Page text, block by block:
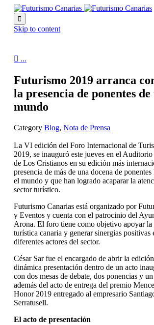

Skip to content
 ...
Futurismo 2019 arranca
la presencia de ponentes de
mundo
Category Blog, Nota de Prensa
La VI edición del Foro Internacional de
2019, se inauguró este jueves en el
de Los Cristianos en su edición más
presencia de más de una docena de
el mundo y que han logrado acaparar la
sector turístico.
Futurismo Canarias está organizado por
y Eventos y cuenta con el patrocinio del
Arona. El foro tiene como objetivo apoyar la
turística canaria y generar sinergias positivas
diferentes actores del sector.
César Sar fue el encargado de abrir la
dinámica presentación dentro de un acto
con dos mesas de debate, dos ponencias y
además del acto de entrega del premio
Honor 2019 entregado al empresario
Serratusell.
El acto de presentación